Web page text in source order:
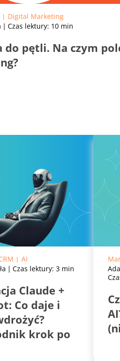
Digital Marketing
Czas lektury: 10 min
do pętli. Na czym
AI
Czas lektury: 3 min
Claude +
Co daje i
krok po